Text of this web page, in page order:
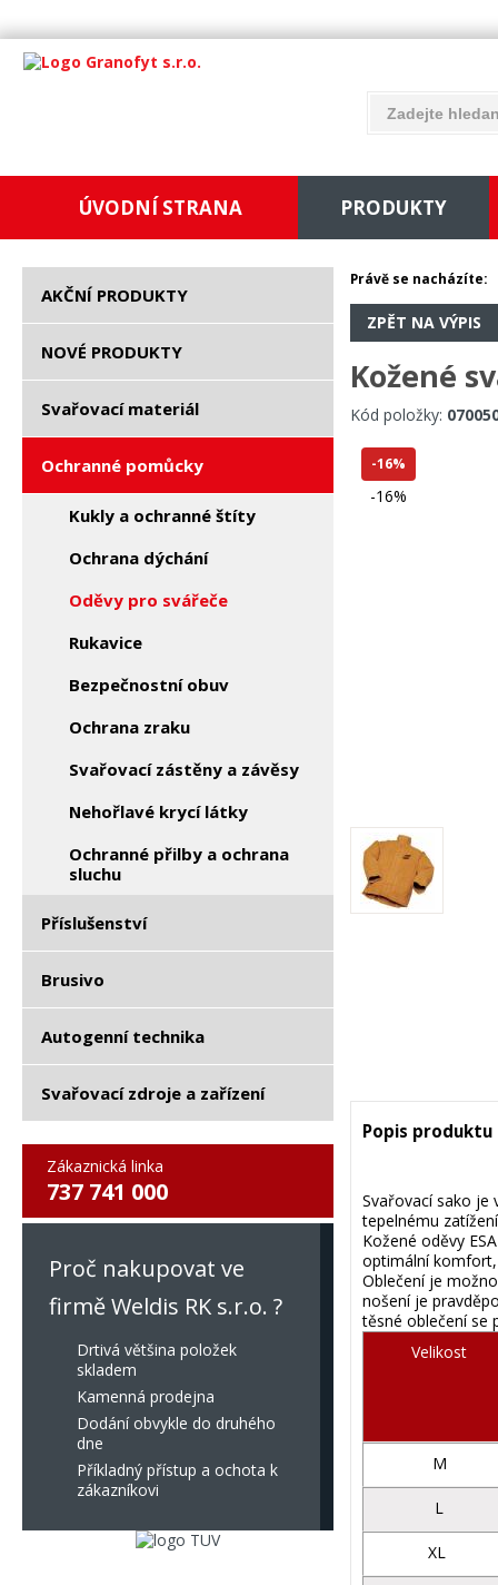
ÚVODNÍ STRANA PRODUKTY
AKČNÍ PRODUKTY
NOVÉ PRODUKTY
Svařovací materiál
Ochranné pomůcky
Kukly a ochranné štíty
Ochrana dýchání
Oděvy pro svářeče
Rukavice
Bezpečnostní obuv
Ochrana zraku
Svařovací zástěny a závěsy
Nehořlavé krycí látky
Ochranné přilby a ochrana
sluchu
Příslušenství
Brusivo
Autogenní technika
Svařovací zdroje a zařízení
Zákaznická linka
737 741 000
Proč nakupovat ve
firmě Weldis RK s.r.o. ?
Drtivá většina položek
skladem
Kamenná prodejna
Dodání obvykle do druhého
dne
Příkladný přístup a ochota k
zákazníkovi
Právě se nacházíte:
ZPĚT NA VÝPIS
Kožené
Kód položky:
-16%
-16%
Popis produktu
Svařovací sako je
tepelnému
Kožené oděvy
optimální komfort,
Oblečení je
nošení je
těsné oblečení se
Velikost
M
L
XL